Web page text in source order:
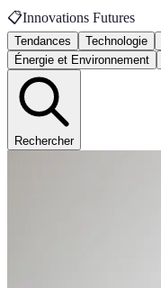
📋Innovations Futures
Tendances Technologie
Énergie et Environnement
Rechercher